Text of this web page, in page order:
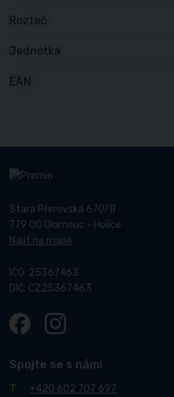
Rozteč
Jednotka
EAN
Stará Přerovská 670/8
779 00 Olomouc - Holice
Najít na mapě
IČO: 25367463
DIČ: CZ25367463
Spojte se s námi
+420 602 707 697